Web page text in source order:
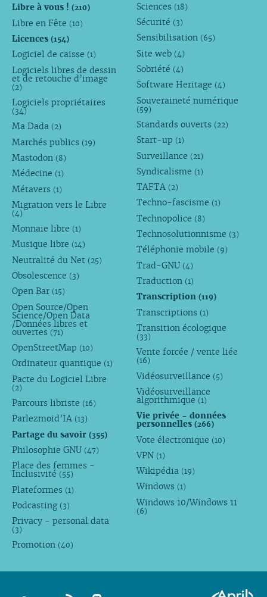
Libre à vous ! (210)
Libre en Fête (10)
Licences (154)
Logiciel de caisse (1)
Logiciels libres de dessin
et de retouche d’image
(2)
Logiciels propriétaires
(34)
Ma Dada (2)
Marchés publics (19)
Mastodon (8)
Médecine (1)
Métavers (1)
Migration vers le Libre
(4)
Monnaie libre (1)
Musique libre (14)
Neutralité du Net (25)
Obsolescence (3)
Open Bar (15)
Open Source/Open
Science/Open Data
/Données libres et
ouvertes (71)
OpenStreetMap (10)
Ordinateur quantique (1)
Pacte du Logiciel Libre
(2)
Parcours libriste (16)
Parlezmoid’IA (13)
Partage du savoir (355)
Philosophie GNU (47)
Place des femmes -
Inclusivité (55)
Plateformes (1)
Podcasting (3)
Privacy - personal data
(3)
Promotion (40)
Sciences (18)
Sécurité (3)
Sensibilisation (65)
Site web (4)
Sobriété (4)
Software Heritage (4)
Souveraineté numérique
(59)
Standards ouverts (22)
Start-up (1)
Surveillance (21)
Syndicalisme (1)
TAFTA (2)
Techno-fascisme (1)
Technopolice (8)
Technosolutionnisme (3)
Téléphonie mobile (9)
Trad-GNU (4)
Traduction (1)
Transcription(119)
Transcriptions (1)
Transition écologique
(33)
Vente forcée / vente liée
(16)
Vidéosurveillance (5)
Vidéosurveillance
algorithmique (1)
Vie privée - données
personnelles(266)
Vote électronique (10)
VPN (1)
Wikipédia (19)
Windows (1)
Windows 10/Windows 11
(6)